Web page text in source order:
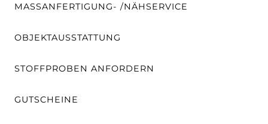
MASSANFERTIGUNG- /NÄHSERVICE
OBJEKTAUSSTATTUNG
STOFFPROBEN ANFORDERN
GUTSCHEINE